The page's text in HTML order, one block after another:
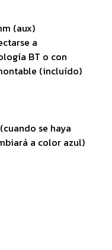
(aux)
a
BT o con
(incluído)
se haya
a color azul)